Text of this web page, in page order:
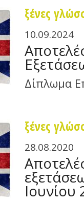
ξένες
10.09.2024
Δίπλωμα
ξένες
28.08.2020
Ιουνίου